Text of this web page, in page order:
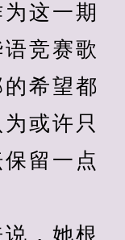
这一期
竞赛歌
希望都
或许只
留一点
，她根